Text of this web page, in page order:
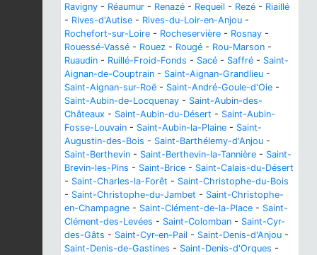
Ravigny - Réaumur - Renazé - Requeil - Rezé - Riaillé
- Rives-d'Autise - Rives-du-Loir-en-Anjou -
Rochefort-sur-Loire - Rocheservière - Rosnay -
Rouessé-Vassé - Rouez - Rougé - Rou-Marson -
Ruaudin - Ruillé-Froid-Fonds - Sacé - Saffré - Saint-
Aignan-de-Couptrain - Saint-Aignan-Grandlieu -
Saint-Aignan-sur-Roë - Saint-André-Goule-d'Oie -
Saint-Aubin-de-Locquenay - Saint-Aubin-des-
Châteaux - Saint-Aubin-du-Désert - Saint-Aubin-
Fosse-Louvain - Saint-Aubin-la-Plaine - Saint-
Augustin-des-Bois - Saint-Barthélemy-d'Anjou -
Saint-Berthevin - Saint-Berthevin-la-Tannière - Saint-
Brevin-les-Pins - Saint-Brice - Saint-Calais-du-Désert
- Saint-Charles-la-Forêt - Saint-Christophe-du-Bois
- Saint-Christophe-du-Jambet - Saint-Christophe-
en-Champagne - Saint-Clément-de-la-Place - Saint-
Clément-des-Levées - Saint-Colomban - Saint-Cyr-
des-Gâts - Saint-Cyr-en-Pail - Saint-Denis-d'Anjou -
Saint-Denis-de-Gastines - Saint-Denis-d'Orques -